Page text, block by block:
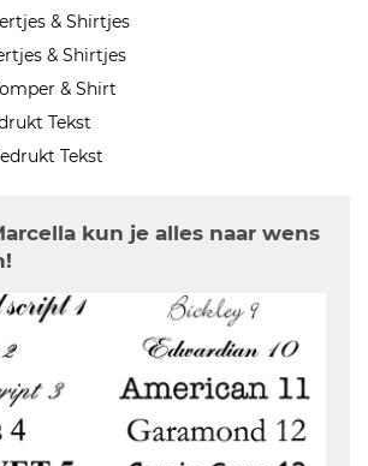
& Shirtjes
& Shirtjes
& Shirt
Tekst
Tekst
kun je alles naar wens